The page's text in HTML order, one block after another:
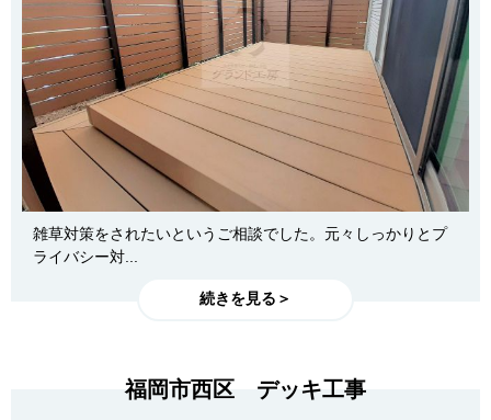
雑草対策をされたいというご相談でした。元々しっかりとプ
ライバシー対...
続きを見る＞
福岡市西区 デッキ工事